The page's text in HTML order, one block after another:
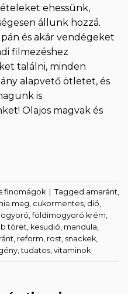
ehessünk,
állunk hozzá.
és akár vendégeket
filmezéshez
találni, minden
alapvető ötletet, és
is
Olajos magvak és
finomágok | Tagged amaránt
mag cukormentes dió
,földimogyoró krém
töret kesudió mandula
reform rost snackek
,tudatos vitaminok